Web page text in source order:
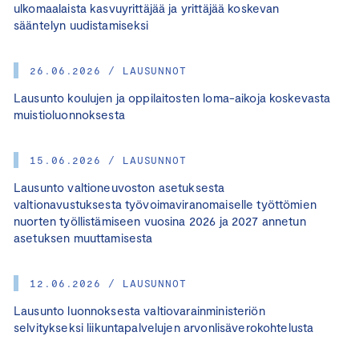
ulkomaalaista kasvuyrittäjää ja yrittäjää koskevan
sääntelyn uudistamiseksi
26.06.2026 / LAUSUNNOT
Lausunto koulujen ja oppilaitosten loma-aikoja koskevasta
muistioluonnoksesta
15.06.2026 / LAUSUNNOT
Lausunto valtioneuvoston asetuksesta
valtionavustuksesta työvoimaviranomaiselle työttömien
nuorten työllistämiseen vuosina 2026 ja 2027 annetun
asetuksen muuttamisesta
12.06.2026 / LAUSUNNOT
Lausunto luonnoksesta valtiovarainministeriön
selvitykseksi liikuntapalvelujen arvonlisäverokohtelusta